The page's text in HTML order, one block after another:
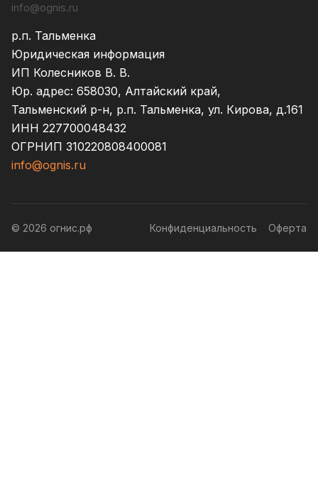
info@ognis.ru
р.п. Тальменка
Юридическая информация
ИП Колесников В. В.
Юр. адрес: 658030, Алтайский край,
Тальменский р-н, р.п. Тальменка, ул. Кирова, д.161
ИНН 227700048432
ОГРНИП 310220808400081
info@ognis.ru
© 2026 огнис.рф Конфиденциальность Оферта